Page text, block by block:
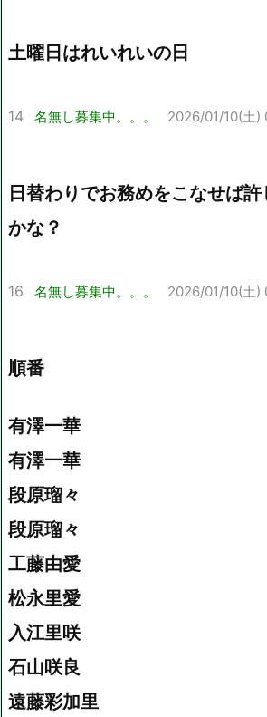
土曜日はれいれいの日
14 名無し募集中。。。 2026/01/10(土)
日替わりでお務めをこなせば
かな？
16 名無し募集中。。。 2026/01/10(土)
順番
有澤一華
有澤一華
段原瑠々
段原瑠々
工藤由愛
松永里愛
入江里咲
石山咲良
遠藤彩加里